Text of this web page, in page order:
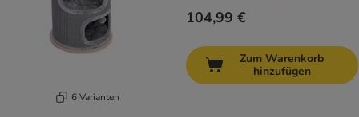
6 Varianten
104,99 €
Zum Warenkorb
hinzufügen